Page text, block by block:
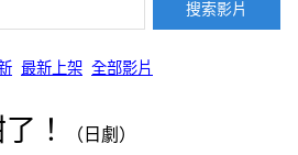
最新上架 全部影片
！ （日劇）